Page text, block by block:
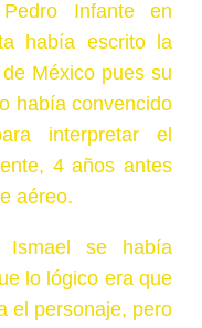
Infante en
había escrito la
México pues su
había convencido
interpretar el
4 años antes
aéreo.
Ismael se había
lo lógico era que
el personaje, pero